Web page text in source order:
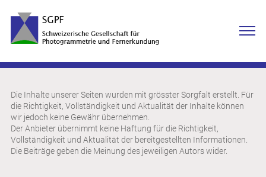
Die Inhalte unserer Seiten wurden mit grösster Sorgfalt erstellt. Für
die Richtigkeit, Vollständigkeit und Aktualität der Inhalte können
wir jedoch keine Gewähr übernehmen.
Der Anbieter übernimmt keine Haftung für die Richtigkeit,
Vollständigkeit und Aktualität der bereitgestellten Informationen.
Die Beiträge geben die Meinung des jeweiligen Autors wider.